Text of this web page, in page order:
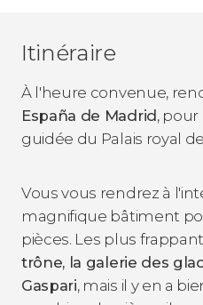
Itinéraire
À l'heure convenue,
España de Madrid,
guidée du Palais royal
Vous vous rendrez à
magnifique bâtiment
pièces. Les plus
trône, la galerie des
Gaspari, mais il y en a